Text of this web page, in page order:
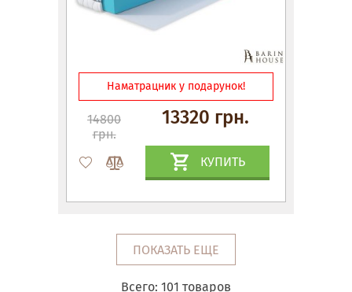
Наматрацник у подарунок!
14800
грн.
13320 грн.
КУПИТЬ
ПОКАЗАТЬ ЕЩЕ
Всего: 101 товаров